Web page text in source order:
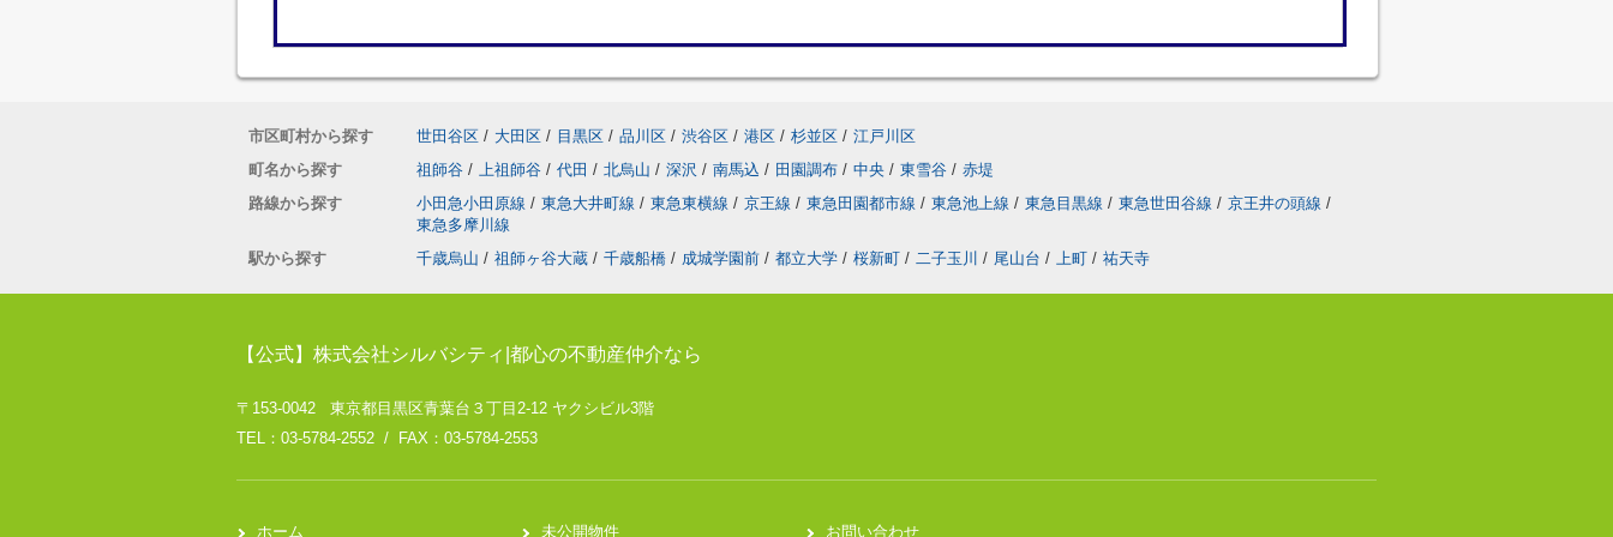
市区町村から探す 世田谷区 / 大田区 / 目黒区 / 品川区 / 渋谷区 / 港区 / 杉並区 / 江戸川区
町名から探す
祖師谷 / 上祖師谷 / 代田 / 北烏山 / 深沢 / 南馬込 / 田園調布 / 中央 / 東雪谷 / 赤堤
路線から探す
小田急小田原線 / 東急大井町線 / 東急東横線 / 京王線 / 東急田園都市線 / 東急池上線 / 東急目黒線 / 東急世田谷線 / 京王井の頭線 /
東急多摩川線
駅から探す
千歳烏山 / 祖師ヶ谷大蔵 / 千歳船橋 / 成城学園前 / 都立大学 / 桜新町 / 二子玉川 / 尾山台 / 上町 / 祐天寺
【公式】株式会社シルバシティ|都心の不動産仲介なら
〒153-0042 東京都目黒区青葉台３丁目2-12 ヤクシビル3階
TEL：03-5784-2552 / FAX：03-5784-2553
ホーム 未公開物件 お問い合わせ